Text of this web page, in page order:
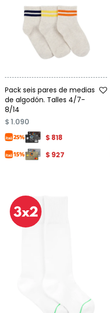
Pack seis pares de medias
de algodón. Talles 4/7-
8/14
$ 1.090
$ 818
$ 927